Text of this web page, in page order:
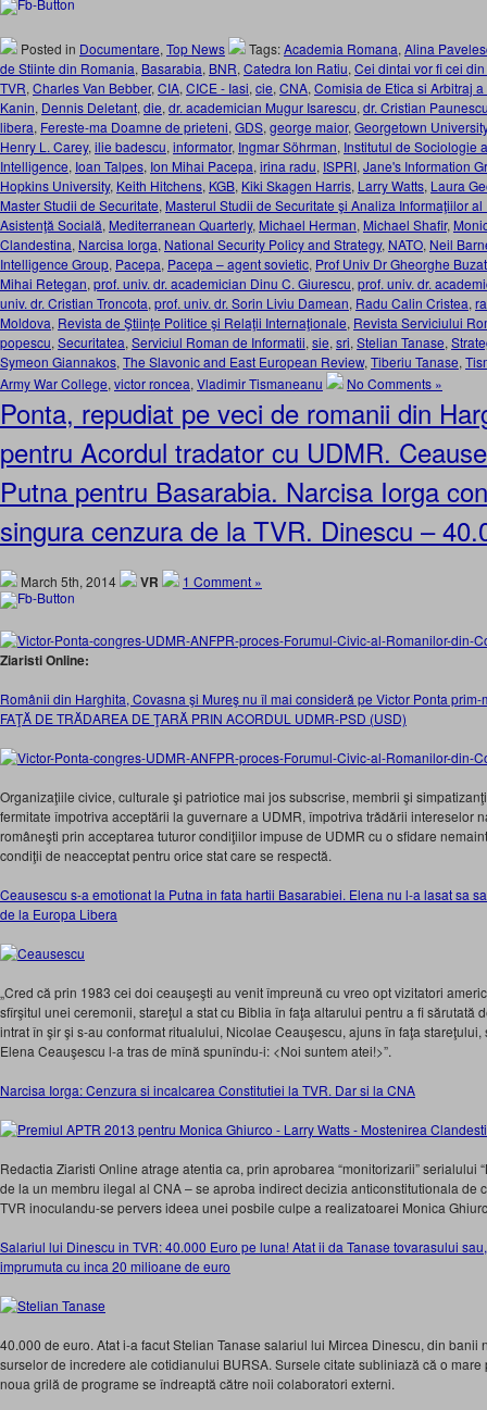
Posted in Documentare, Top News Tags:Academia Romana, Alina
de Stiinte din Romania, Basarabia, BNR, Catedra Ion Ratiu, Cei dintai vor fi cei
TVR, Charles Van Bebber, CIA, CICE - Iasi, cie, CNA, Comisia de Etica si Arbitraj a
Kanin, Dennis Deletant, die, dr. academician Mugur Isarescu, dr. Cristian
libera, Fereste-ma Doamne de prieteni, GDS, george maior, Georgetown University
Henry L. Carey, ilie badescu, informator, Ingmar Söhrman, Institutul de Sociologie
Intelligence, Ioan Talpes, Ion Mihai Pacepa, irina radu, ISPRI, Jane's Information
Hopkins University, Keith Hitchens, KGB, Kiki Skagen Harris, Larry Watts, Laura
Master Studii de Securitate, Masterul Studii de Securitate şi Analiza Informaţiilor
Asistenţă Socială, Mediterranean Quarterly, Michael Herman, Michael Shafir,
Clandestina, Narcisa Iorga, National Security Policy and Strategy, NATO, Neil
Intelligence Group, Pacepa, Pacepa – agent sovietic, Prof Univ Dr Gheorghe
Mihai Retegan, prof. univ. dr. academician Dinu C. Giurescu, prof. univ. dr.
univ. dr. Cristian Troncota, prof. univ. dr. Sorin Liviu Damean, Radu Calin Cristea,
Moldova, Revista de Ştiinţe Politice şi Relaţii Internaţionale, Revista Serviciului
popescu, Securitatea, Serviciul Roman de Informatii, sie, sri, Stelian Tanase,
Symeon Giannakos, The Slavonic and East European Review, Tiberiu Tanase,
Army War College, victor roncea, Vladimir Tismaneanu No Comments »
Ponta, repudiat pe veci de romanii din
pentru Acordul tradator cu UDMR.
Putna pentru Basarabia. Narcisa Iorga
singura cenzura de la TVR. Dinescu –
March 5th, 2014 VR 1 Comment »
Ziaristi Online:
Românii din Harghita, Covasna şi Mureş nu îl mai considerǎ pe Victor Ponta
FAŢĂ DE TRĂDAREA DE ŢARĂ PRIN ACORDUL UDMR-PSD (USD)
Organizaţiile civice, culturale şi patriotice mai jos subscrise, membrii şi
fermitate împotriva acceptării la guvernare a UDMR, împotriva trǎdǎrii intereselor
româneşti prin acceptarea tuturor condiţiilor impuse de UDMR cu o sfidare
condiţii de neacceptat pentru orice stat care se respectă.
Ceausescu s-a emotionat la Putna in fata hartii Basarabiei. Elena nu l-a lasat sa
de la Europa Libera
„Cred că prin 1983 cei doi ceauşeşti au venit împreună cu vreo opt vizitatori
sfîrşitul unei ceremonii, stareţul a stat cu Biblia în faţa altarului pentru a fi sărutată
intrat în şir şi s-au conformat ritualului, Nicolae Ceauşescu, ajuns în faţa
Elena Ceauşescu l-a tras de mînă spunîndu-i: <Noi suntem atei!>”.
Narcisa Iorga: Cenzura si incalcarea Constitutiei la TVR. Dar si la CNA
Redactia Ziaristi Online atrage atentia ca, prin aprobarea “monitorizarii” serialului
de la un membru ilegal al CNA – se aproba indirect decizia anticonstitutionala de
TVR inoculandu-se pervers ideea unei posbile culpe a realizatoarei Monica
Salariul lui Dinescu in TVR: 40.000 Euro pe luna! Atat ii da Tanase tovarasului
imprumuta cu inca 20 milioane de euro
40.000 de euro. Atat i-a facut Stelian Tanase salariul lui Mircea Dinescu, din banii
surselor de incredere ale cotidianului BURSA. Sursele citate subliniază că o
noua grilă de programe se îndreaptă către noii colaboratori externi.